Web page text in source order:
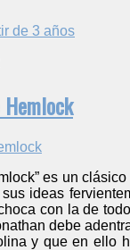
de 3 años
Hemlock
es un
ideas
con la de
debe
y que en ello